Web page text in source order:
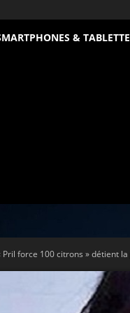
&
Pril force 100 citrons » détient